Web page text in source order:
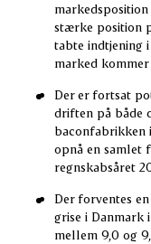
markedsposition
stærke position
tabte indtjening
marked
Der er fortsat
driften på både
baconfabrikken
opnå en samlet
regnskabsåret
Der forventes
grise i Danmark
mellem 9,0 og